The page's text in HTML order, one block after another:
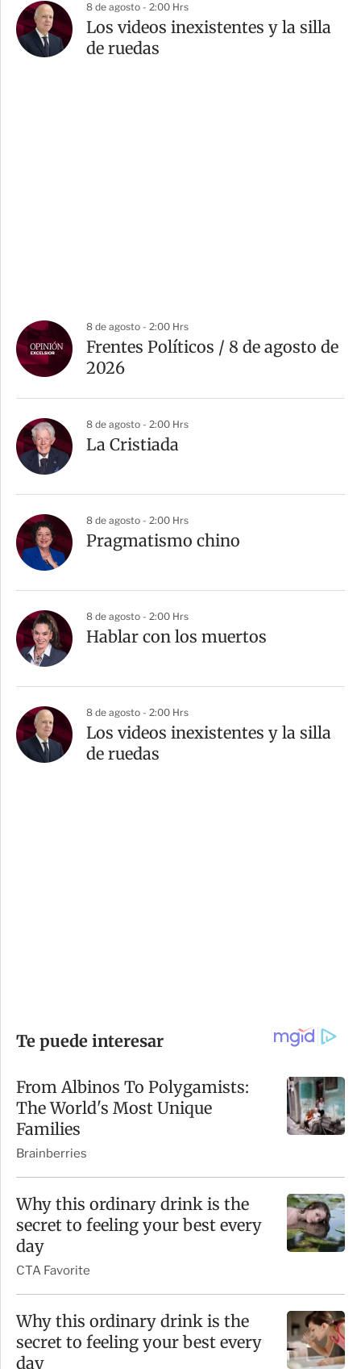
8 de agosto - 2:00 Hrs
Los videos inexistentes y la silla
de ruedas
8 de agosto - 2:00 Hrs
Frentes Políticos / 8 de agosto de
2026
8 de agosto - 2:00 Hrs
La Cristiada
8 de agosto - 2:00 Hrs
Pragmatismo chino
8 de agosto - 2:00 Hrs
Hablar con los muertos
8 de agosto - 2:00 Hrs
Los videos inexistentes y la silla
de ruedas